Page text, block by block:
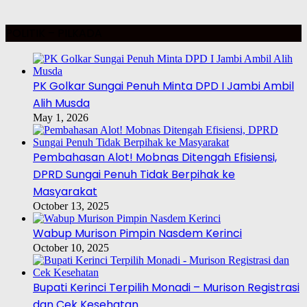
PK Golkar Sungai Penuh Minta DPD I Jambi Ambil
Alih Musda
May 1, 2026
Pembahasan Alot! Mobnas Ditengah Efisiensi,
DPRD Sungai Penuh Tidak Berpihak ke
Masyarakat
October 13, 2025
Wabup Murison Pimpin Nasdem Kerinci
October 10, 2025
Bupati Kerinci Terpilih Monadi – Murison Registrasi